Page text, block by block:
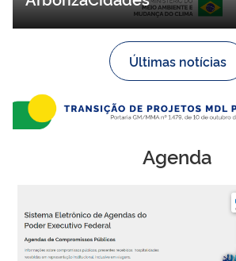
Últimas notícias
Agenda